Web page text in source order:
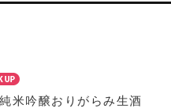
米吟醸おりがらみ生酒